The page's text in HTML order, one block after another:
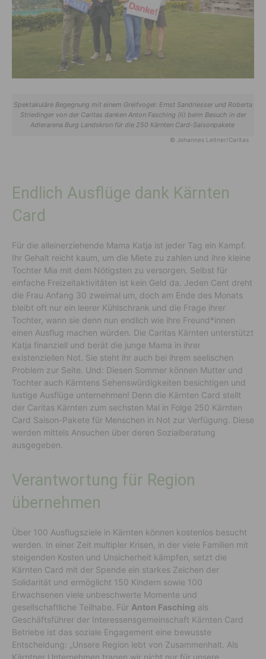
Spektakuläre Begegnung mit einem Greifvogel: Ernst Sandriesser und Roberta
Striedinger von der Caritas danken Anton Fasching (li) beim Besuch in der
Adlerarena Burg Landskron für die 250 Kärnten Card-Saisonpakete
© Johannes Leitner/Caritas
Endlich Ausflüge dank Kärnten
Card
Für die alleinerziehende Mama Katja ist jeder Tag ein Kampf.
Ihr Gehalt reicht kaum, um die Miete zu zahlen und ihre kleine
Tochter Mia mit dem Nötigsten zu versorgen. Selbst für
einfache Freizeitaktivitäten ist kein Geld da. Jeden Cent dreht
die Frau Anfang 30 zweimal um, doch am Ende des Monats
bleibt oft nur ein leerer Kühlschrank und die Frage ihrer
Tochter, wann sie denn nun endlich wie ihre Freund*innen
einen Ausflug machen würden. Die Caritas Kärnten unterstützt
Katja finanziell und berät die junge Mama in ihrer
existenziellen Not. Sie steht ihr auch bei ihrem seelischen
Problem zur Seite. Und: Diesen Sommer können Mutter und
Tochter auch Kärntens Sehenswürdigkeiten besichtigen und
lustige Ausflüge unternehmen! Denn die Kärnten Card stellt
der Caritas Kärnten zum sechsten Mal in Folge 250 Kärnten
Card Saison-Pakete für Menschen in Not zur Verfügung. Diese
werden mittels Ansuchen über deren Sozialberatung
ausgegeben.
Verantwortung für Region
übernehmen
Über 100 Ausflugsziele in Kärnten können kostenlos besucht
werden. In einer Zeit multipler Krisen, in der viele Familien mit
steigenden Kosten und Unsicherheit kämpfen, setzt die
Kärnten Card mit der Spende ein starkes Zeichen der
Solidarität und ermöglicht 150 Kindern sowie 100
Erwachsenen viele unbeschwerte Momente und
gesellschaftliche Teilhabe. Für Anton Fasching als
Geschäftsführer der Interessensgemeinschaft Kärnten Card
Betriebe ist das soziale Engagement eine bewusste
Entscheidung: „Unsere Region lebt von Zusammenhalt. Als
Kärntner Unternehmen tragen wir nicht nur für unsere